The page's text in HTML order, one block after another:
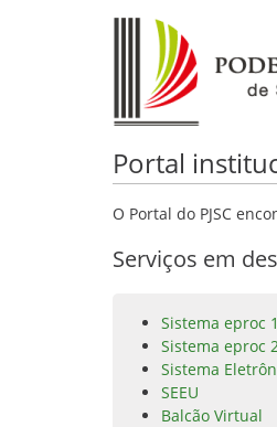
Portal
O Portal do PJSC
Serviços em
Sistema eproc
Sistema eproc
Sistema
SEEU
Balcão Virtual